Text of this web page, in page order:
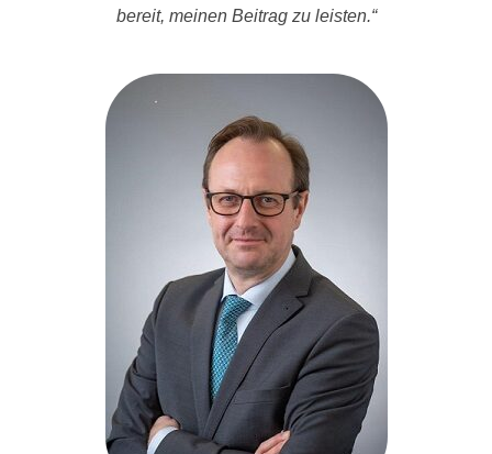
bereit, meinen Beitrag zu leisten.“